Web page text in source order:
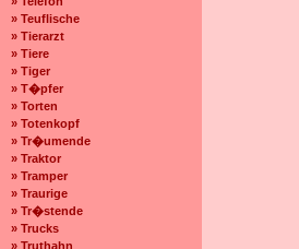
» Teuflische
» Tierarzt
» Tiere
» Tiger
» T�pfer
» Torten
» Totenkopf
» Tr�umende
» Traktor
» Tramper
» Traurige
» Tr�stende
» Trucks
» Truthahn